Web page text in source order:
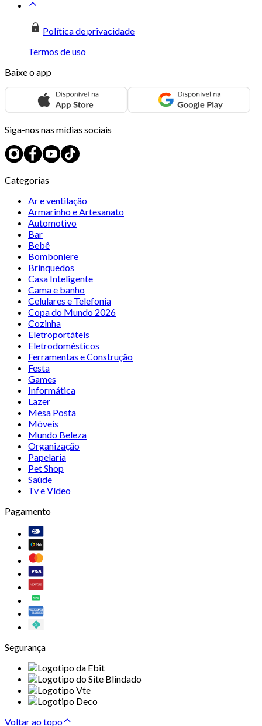
Política de privacidade
Termos de uso
Baixe o app
Siga-nos nas mídias sociais
Categorias
Ar e ventilação
Armarinho e Artesanato
Automotivo
Bar
Bebê
Bomboniere
Brinquedos
Casa Inteligente
Cama e banho
Celulares e Telefonia
Copa do Mundo 2026
Cozinha
Eletroportáteis
Eletrodomésticos
Ferramentas e Construção
Festa
Games
Informática
Lazer
Mesa Posta
Móveis
Mundo Beleza
Organização
Papelaria
Pet Shop
Saúde
Tv e Vídeo
Pagamento
Segurança
Voltar ao topo